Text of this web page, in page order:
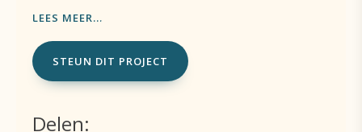
Omdat de ontwikkeling van de winkel
om een grote investering vraagt,
hebben we uw hulp nodig.
LEES MEER...
STEUN DIT PROJECT
Delen: